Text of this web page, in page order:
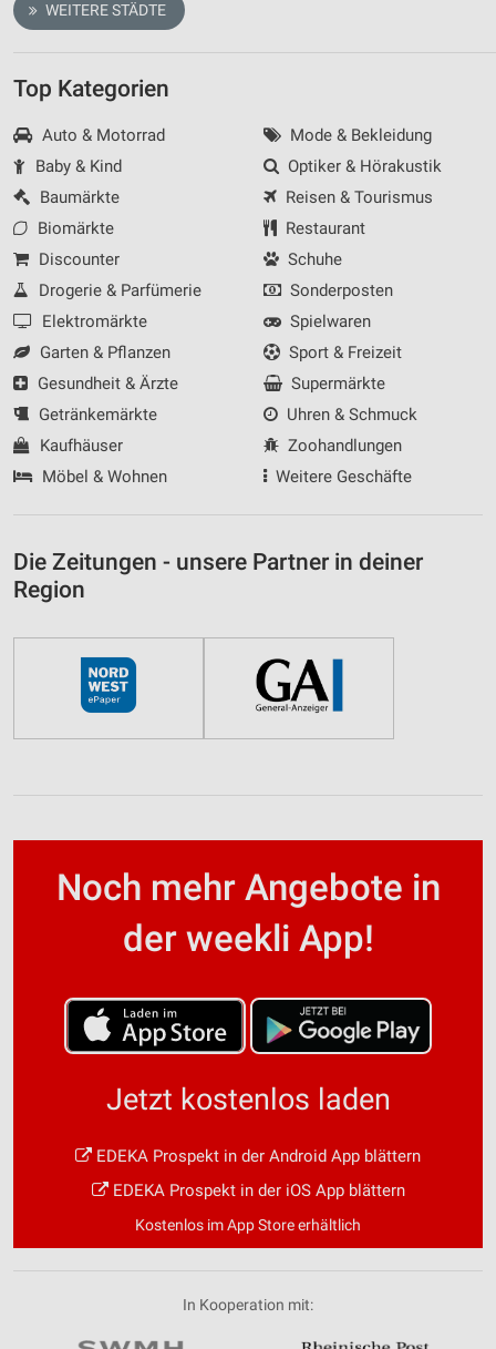
WEITERE STÄDTE
Top Kategorien
Auto & Motorrad
Baby & Kind
Baumärkte
Biomärkte
Discounter
Drogerie & Parfümerie
Elektromärkte
Garten & Pflanzen
Gesundheit & Ärzte
Getränkemärkte
Kaufhäuser
Möbel & Wohnen
Mode & Bekleidung
Optiker & Hörakustik
Reisen & Tourismus
Restaurant
Schuhe
Sonderposten
Spielwaren
Sport & Freizeit
Supermärkte
Uhren & Schmuck
Zoohandlungen
Weitere Geschäfte
Die Zeitungen - unsere Partner in deiner
Region
Noch mehr Angebote in
der weekli App!
Jetzt kostenlos laden
EDEKA Prospekt in der Android App blättern
EDEKA Prospekt in der iOS App blättern
Kostenlos im App Store erhältlich
In Kooperation mit: